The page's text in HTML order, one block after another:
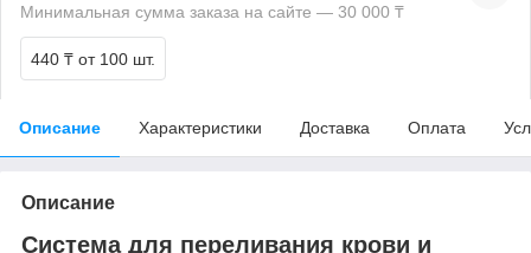
Минимальная сумма заказа на сайте — 30 000 ₸
440 ₸ от 100 шт.
Описание Характеристики Доставка Оплата
Описание
Система для переливания крови и